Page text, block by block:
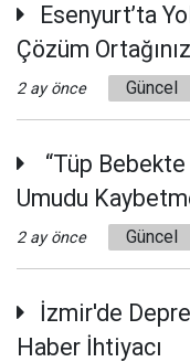
Esenyurt’ta
Çözüm Ortağınız
2 ay önce Güncel
“Tüp
Umudu
2 ay önce Güncel
İzmir'de
Haber İhtiyacı